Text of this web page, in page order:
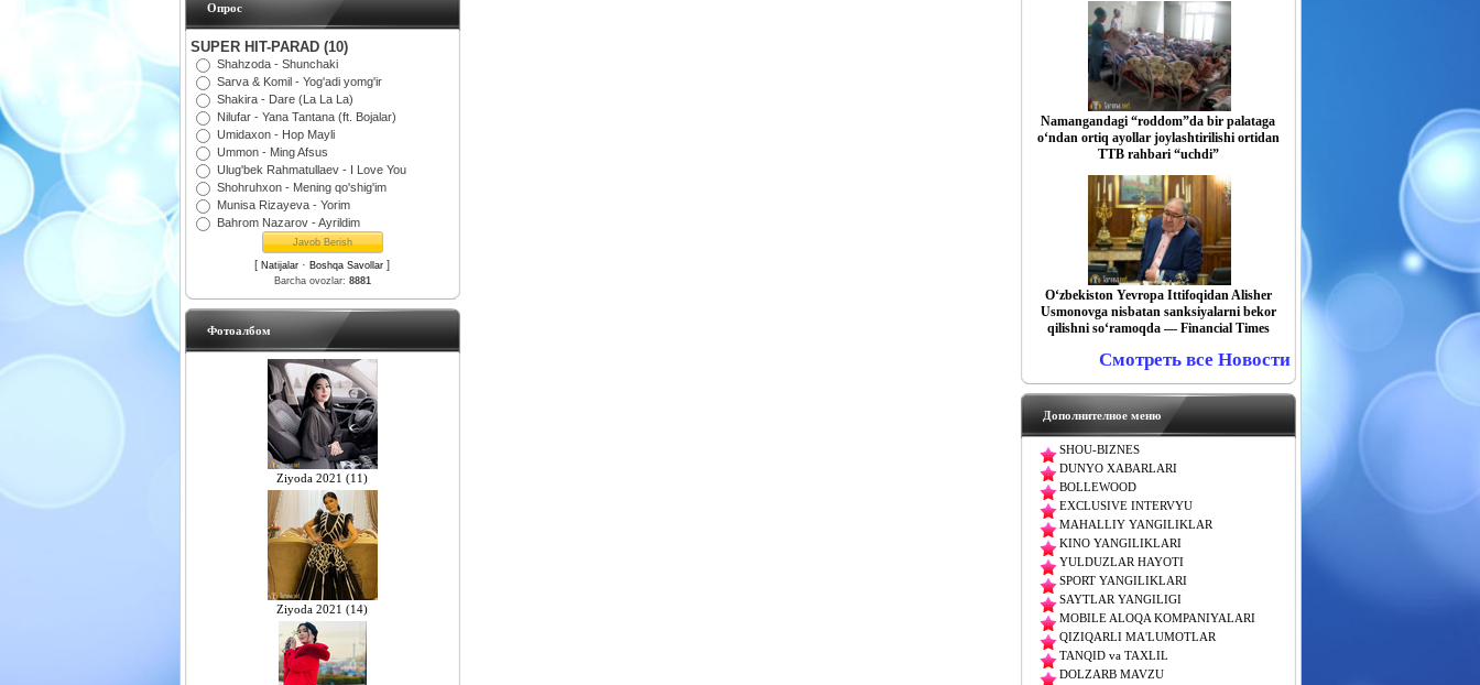
Oпрос
SUPER HIT-PARAD (10)
Shahzoda - Shunchaki
Sarva & Komil - Yog'adi yomg'ir
Shakira - Dare (La La La)
Nilufar - Yana Tantana (ft. Bojalar)
Umidaxon - Hop Mayli
Ummon - Ming Afsus
Ulug'bek Rahmatullaev - I Love You
Shohruhxon - Mening qo'shig'im
Munisa Rizayeva - Yorim
Bahrom Nazarov - Ayrildim
[ Natijalar · Boshqa Savollar ]
Barcha ovozlar: 8881
Фотоалбом
Ziyoda 2021 (11)
Ziyoda 2021 (14)
Namangandagi “roddom”da bir palataga
o‘ndan ortiq ayollar joylashtirilishi ortidan
TTB rahbari “uchdi”
O‘zbekiston Yevropa Ittifoqidan Alisher
Usmonovga nisbatan sanksiyalarni bekor
qilishni so‘ramoqda — Financial Times
Смотреть все Новости
Дополнителное меню
SHOU-BIZNES
DUNYO XABARLARI
BOLLEWOOD
EXCLUSIVE INTERVYU
MAHALLIY YANGILIKLAR
KINO YANGILIKLARI
YULDUZLAR HAYOTI
SPORT YANGILIKLARI
SAYTLAR YANGILIGI
MOBILE ALOQA KOMPANIYALARI
QIZIQARLI MA'LUMOTLAR
TANQID va TAXLIL
DOLZARB MAVZU